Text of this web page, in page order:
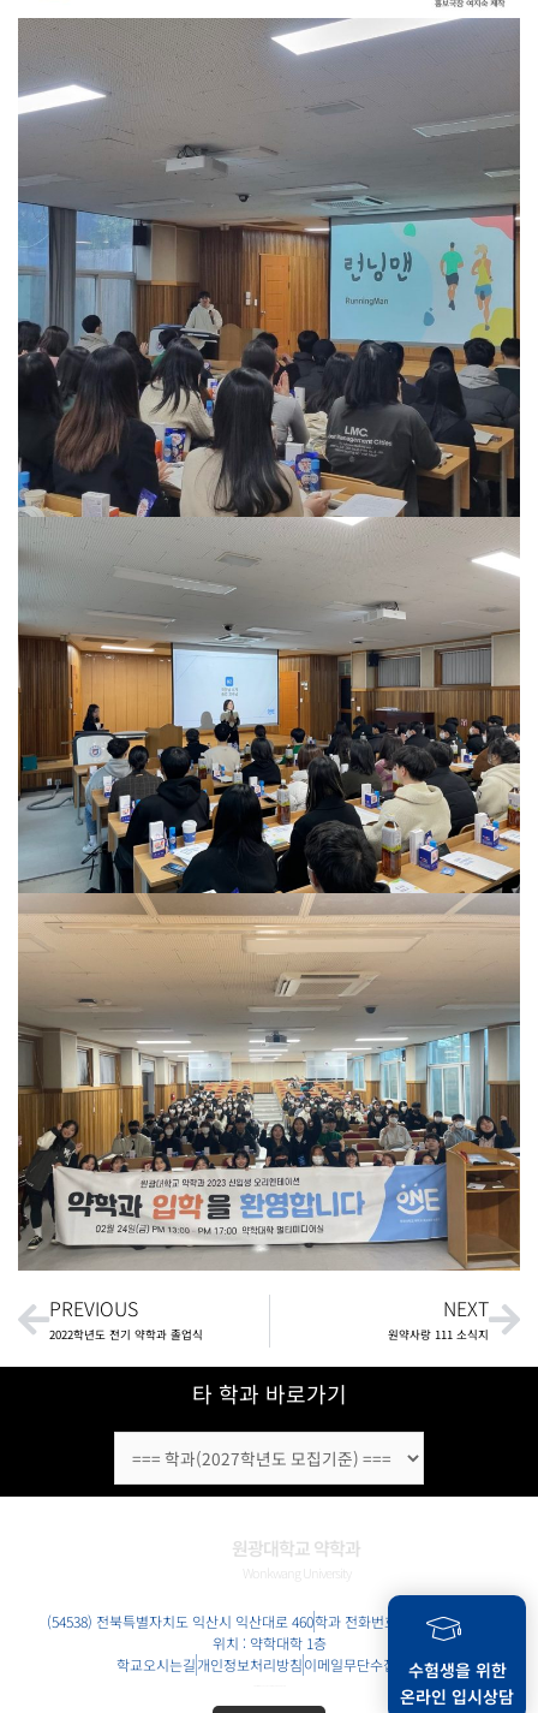
Prev
PREVIOUS
2022학년도 전기 약학과 졸업식
NEXT
원약사랑 111 소식지
수험생을 위한
온라인 입시상담
타 학과 바로가기
원광대학교 약학과
Wonkwang University
(54538) 전북특별자치도 익산시 익산대로 460학과 전화번호 : 063-850-6871
위치 : 약학대학 1층
학교오시는길개인정보처리방침이메일무단수집거부